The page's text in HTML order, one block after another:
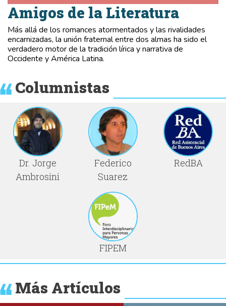
Amigos de la Literatura
Más allá de los romances atormentados y las rivalidades
encarnizadas, la unión fraternal entre dos almas ha sido el
verdadero motor de la tradición lírica y narrativa de
Occidente y América Latina.
Columnistas
Dr. Jorge
Ambrosini
Federico
Suarez
RedBA
FIPEM
Más Artículos